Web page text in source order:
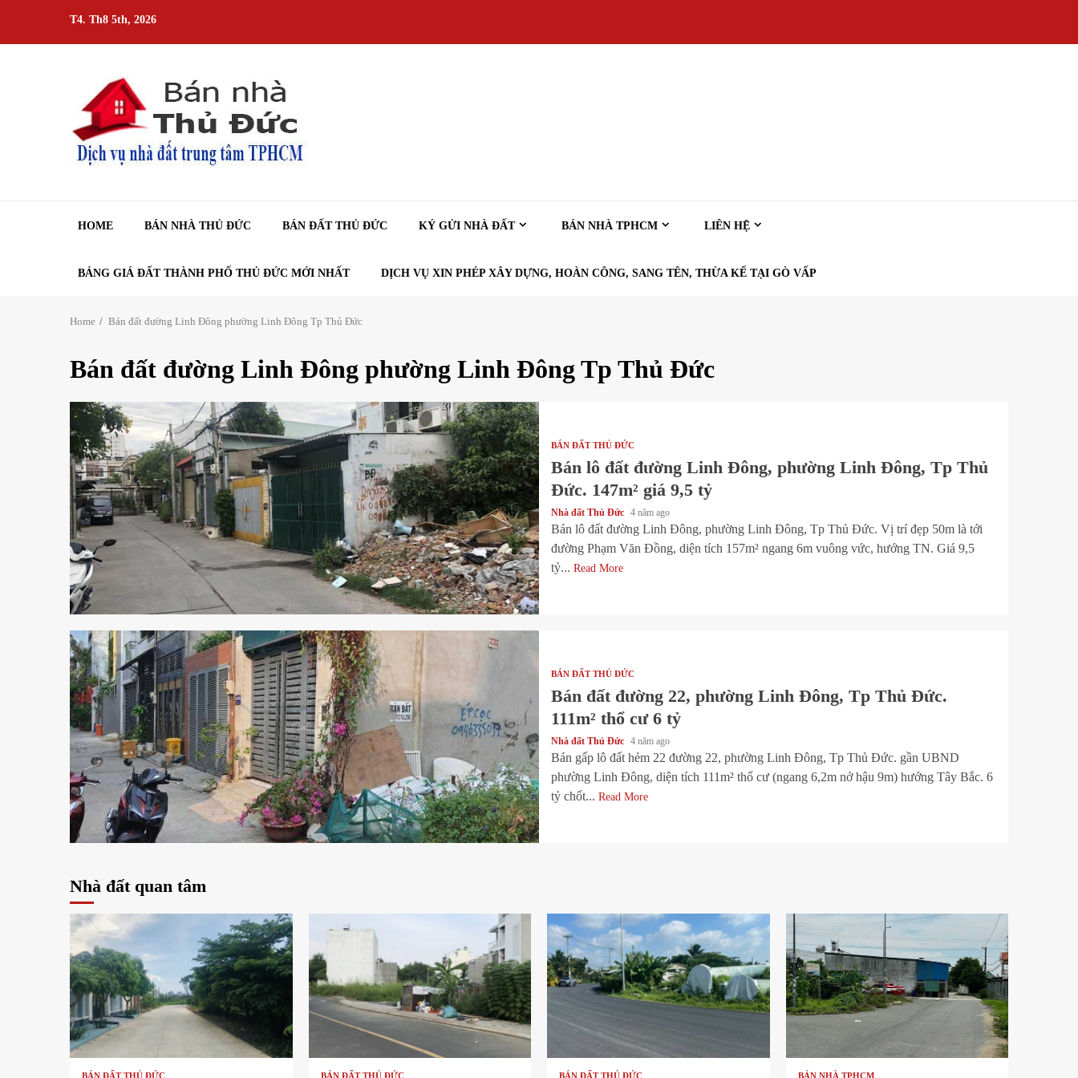
content
T4. Th8 5th, 2026
HOME BÁN NHÀ THỦ ĐỨC BÁN ĐẤT THỦ ĐỨC KÝ GỬI NHÀ ĐẤT BÁN NHÀ TPHCM LIÊN HỆ
BẢNG GIÁ ĐẤT THÀNH PHỐ THỦ ĐỨC MỚI NHẤT DỊCH VỤ XIN PHÉP XÂY DỰNG, HOÀN CÔNG, SANG TÊN, THỪA KẾ TẠI GÒ VẤP
Home Bán đất đường Linh Đông phường Linh Đông Tp Thủ Đức
Bán đất đường Linh Đông phường Linh Đông Tp Thủ Đức
1 min read
BÁN ĐẤT THỦ ĐỨC
Bán lô đất đường Linh Đông, phường Linh Đông, Tp Thủ
Đức. 147m² giá 9,5 tỷ
Nhà đất Thủ Đức 4 năm ago
Bán lô đất đường Linh Đông, phường Linh Đông, Tp Thủ Đức. Vị trí đẹp 50m là tới
đường Phạm Văn Đồng, diện tích 157m² ngang 6m vuông vức, hướng TN. Giá 9,5
tỷ... Read More
1 min read
BÁN ĐẤT THỦ ĐỨC
Bán đất đường 22, phường Linh Đông, Tp Thủ Đức.
111m² thổ cư 6 tỷ
Nhà đất Thủ Đức 4 năm ago
Bán gấp lô đất hẻm 22 đường 22, phường Linh Đông, Tp Thủ Đức. gần UBND
phường Linh Đông, diện tích 111m² thổ cư (ngang 6,2m nở hậu 9m) hướng Tây Bắc. 6
tỷ chốt... Read More
Nhà đất quan tâm
1 min read
BÁN ĐẤT THỦ ĐỨC
1 min read
BÁN ĐẤT THỦ ĐỨC
1 min read
BÁN ĐẤT THỦ ĐỨC BÁN NHÀ TPHCM